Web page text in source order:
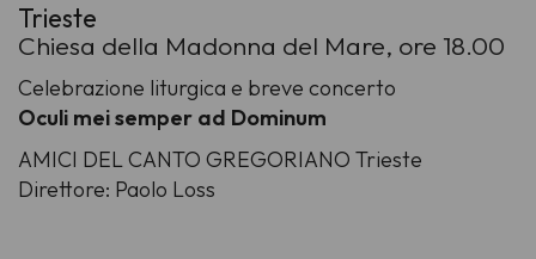
Trieste
Chiesa della Madonna del Mare, ore 18.00
Celebrazione liturgica e breve concerto
Oculi mei semper ad Dominum
AMICI DEL CANTO GREGORIANO Trieste
Direttore: Paolo Loss